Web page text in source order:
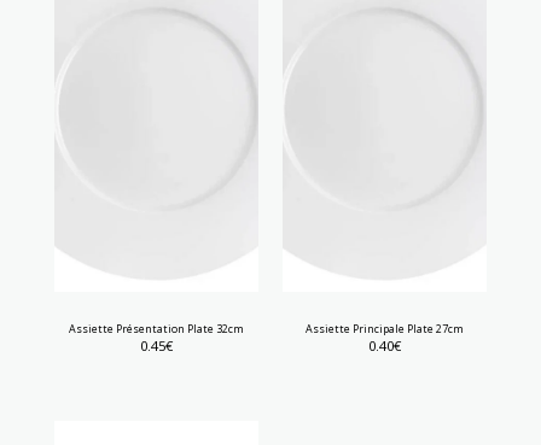
Assiette Présentation Plate 32cm
0.45€
Assiette Principale Plate 27cm
0.40€